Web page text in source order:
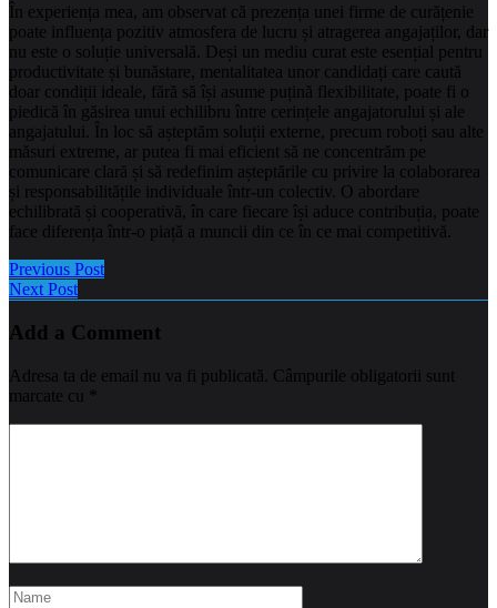
În experiența mea, am observat că prezența unei firme de curățenie
poate influența pozitiv atmosfera de lucru și atragerea angajaților, dar
nu este o soluție universală. Deși un mediu curat este esențial pentru
productivitate și bunăstare, mentalitatea unor candidați care caută
doar condiții ideale, fără să își asume puțină flexibilitate, poate fi o
piedică în găsirea unui echilibru între cerințele angajatorului și ale
angajatului. În loc să așteptăm soluții externe, precum roboți sau alte
măsuri extreme, ar putea fi mai eficient să ne concentrăm pe
comunicare clară și să redefinim așteptările cu privire la colaborarea
și responsabilitățile individuale într-un colectiv. O abordare
echilibrată și cooperativă, în care fiecare își aduce contribuția, poate
face diferența într-o piață a muncii din ce în ce mai competitivă.
Previous Post
Next Post
Add a Comment
Adresa ta de email nu va fi publicată. Câmpurile obligatorii sunt
marcate cu